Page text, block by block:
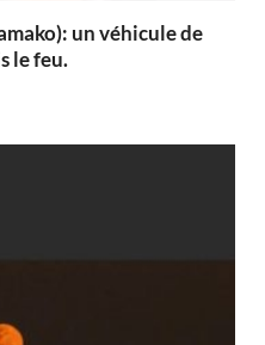
un véhicule de
le feu.